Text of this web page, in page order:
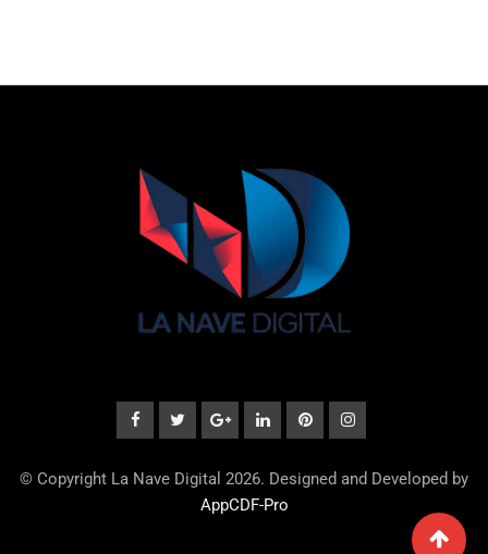
© Copyright La Nave Digital 2026. Designed and Developed by
AppCDF-Pro